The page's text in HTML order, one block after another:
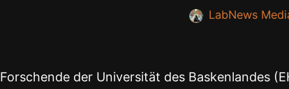
LabNews
Forschende der Universität des Baskenlandes